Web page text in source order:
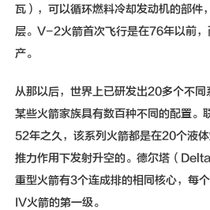
瓦），可以循环燃料冷却发动机的部件
层。V-2火箭首次飞行是在76年以前，
产。
从那以后，世界上已研发出20多个不同系列的液体燃料火箭，其中
某些火箭家族具有数百种不同的配置。
52年之久，该系列火箭都是在20个液
推力作用下发射升空的。德尔塔（
重型火箭有3个连成排的相同核心，每
IV火箭的第一级。